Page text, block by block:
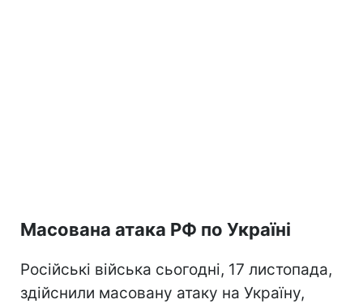
Масована атака РФ по Україні
Російські війська сьогодні, 17 листопада,
здійснили масовану атаку на Україну,